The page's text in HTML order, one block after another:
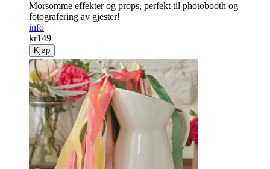
Morsomme effekter og props, perfekt til photobooth og
fotografering av gjester!
info
kr149
Kjøp